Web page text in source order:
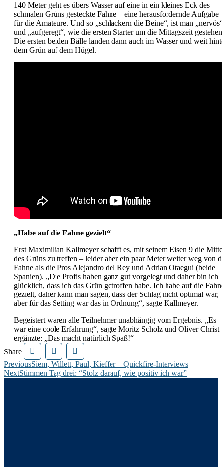
140 Meter geht es übers Wasser auf eine in ein kleines Eck des
schmalen Grüns gesteckte Fahne – eine herausfordernde Aufgabe
für die Amateure. Und so „schlackern die Beine“, ist man
und „aufgeregt“, wie die ersten Starter um die Mittagszeit
Die ersten beiden Bälle landen dann auch im Wasser und weit
dem Grün auf dem Hügel.
„Habe auf die Fahne gezielt“
Erst Maximilian Kallmeyer schafft es, mit seinem Eisen 9 die Mitte
des Grüns zu treffen – leider aber ein paar Meter weiter weg von
Fahne als die Pros Alejandro del Rey und Adrian Otaegui (beide
Spanien). „Die Profis haben ganz gut vorgelegt und daher bin ich
glücklich, dass ich das Grün getroffen habe. Ich habe auf die
gezielt, daher kann man sagen, dass der Schlag nicht optimal war,
aber für das Setting war das in Ordnung“, sagte Kallmeyer.
Begeistert waren alle Teilnehmer unabhängig vom Ergebnis. „Es
war eine coole Erfahrung“, sagte Moritz Scholz und Oliver Christ
ergänzte: „Das macht natürlich Spaß!“
Share
Beitragsnavigation
PreviousSiem, Willett, Paul, Kieffer – Quickfire-Interviews
NextStimmen Tag drei: “Stolz darauf, wie positiv ich war”